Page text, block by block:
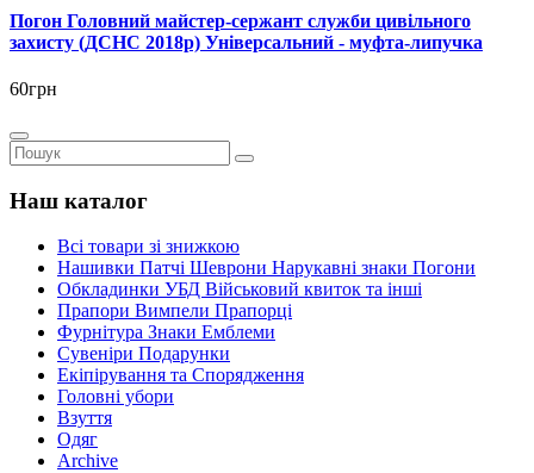
Погон Головний майстер-сержант служби цивільного
захисту (ДСНС 2018р) Універсальний - муфта-липучка
60грн
Наш каталог
Всі товари зі знижкою
Нашивки Патчі Шеврони Нарукавні знаки Погони
Обкладинки УБД Військовий квиток та інші
Прапори Вимпели Прапорці
Фурнітура Знаки Емблеми
Сувеніри Подарунки
Екіпірування та Спорядження
Головні убори
Взуття
Одяг
Archive